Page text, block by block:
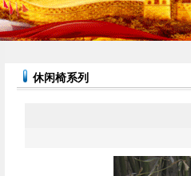
休闲椅系列